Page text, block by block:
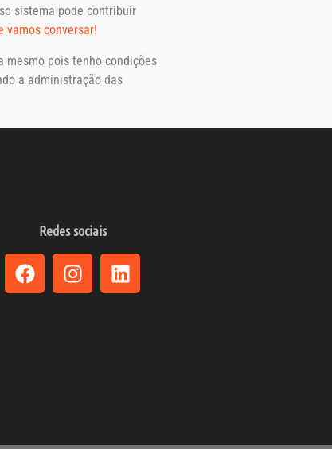
sistema pode contribuir
vamos conversar!
mesmo pois tenho condições
a administração das
Redes sociais